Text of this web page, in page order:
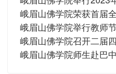
峨眉山佛学院举行教师